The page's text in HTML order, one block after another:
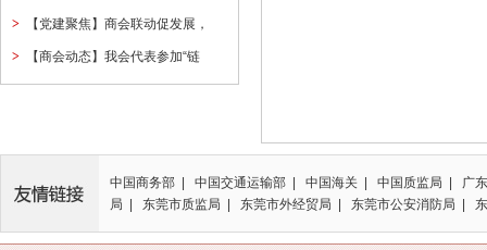
> 【党建聚焦】商会联动促发展，
> 【商会动态】我会代表参加“链
中国商务部 | 中国交通运输部 | 中国海关 | 中国质监局 | 广
局 | 东莞市质监局 | 东莞市外经贸局 | 东莞市公安消防局 |